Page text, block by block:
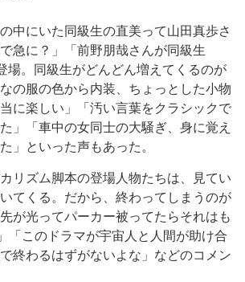
中にいた同級生の直美って山田真歩さ
急に？」「前野朋哉さんが同級生
場。同級生がどんどん増えてくるのが
の服の色から内装、ちょっとした小物
に楽しい」「汚い言葉をクラシックで
」「車中の女同士の大騒ぎ、身に覚え
」といった声もあった。
リズム脚本の登場人物たちは、見てい
てくる。だから、終わってしまうのが
が光ってパーカー被ってたらそれはも
「このドラマが宇宙人と人間が助け合
終わるはずがないよな」などのコメン